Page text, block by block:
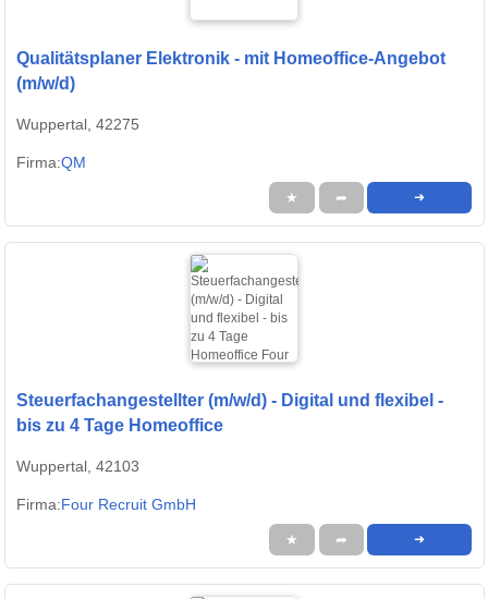
Qualitätsplaner Elektronik - mit Homeoffice-Angebot
(m/w/d)
Wuppertal, 42275
Firma:QM
★ ➦ ➜
Steuerfachangestellter (m/w/d) - Digital und flexibel -
bis zu 4 Tage Homeoffice
Wuppertal, 42103
Firma:Four Recruit GmbH
★ ➦ ➜